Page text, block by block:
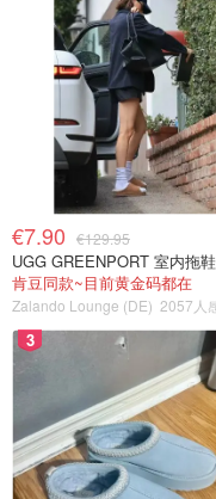
€7.90 €129.95
UGG GREENPORT 室内拖
肯豆同款~目前黄金码都在
Zalando Lounge (DE) 2057人
3